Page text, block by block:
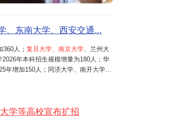
、东南大学、西安交通...
人； 复旦大学、南京大学、兰州大
年本科招生规模增量为180人；华
年增加150人；同济大学、南开大学、
大学（北京）等高校，2026年均新
学等高校宣布扩招